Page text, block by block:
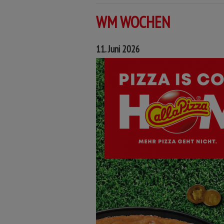
WM WOCHEN
11. Juni 2026